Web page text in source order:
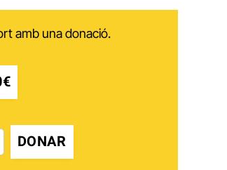
amb una donació.
DONAR